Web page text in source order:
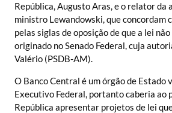
República, Augusto Aras, e o relator da
ministro Lewandowski, que concordam
pelas siglas de oposição de que a lei
originado no Senado Federal, cuja
Valério (PSDB-AM).
O Banco Central é um órgão de Estado
Executivo Federal, portanto caberia ao
República apresentar projetos de lei